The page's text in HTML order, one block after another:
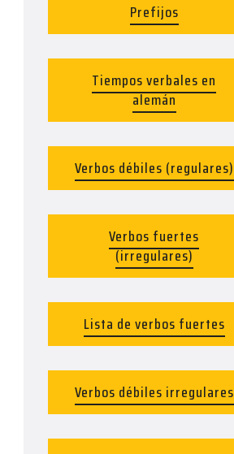
Prefijos
Tiempos verbales en
alemán
Verbos débiles (regulares)
Verbos fuertes
(irregulares)
Lista de verbos fuertes
Verbos débiles irregulares